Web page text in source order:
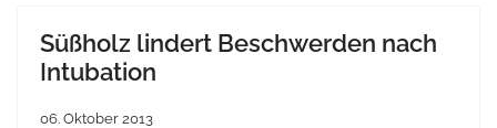
Süßholz lindert Beschwerden nach
Intubation
06. Oktober 2013